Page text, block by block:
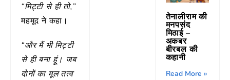
“मिट्टी से ही तो,”
महमूद ने कहा।
“और मैं भी मिट्टी
से ही बना हूं। जब
दोनों का मूल तत्व
तेनालीराम की
मनपसंद
मिठाई –
अकबर
बीरबल की
कहानी
Read More »